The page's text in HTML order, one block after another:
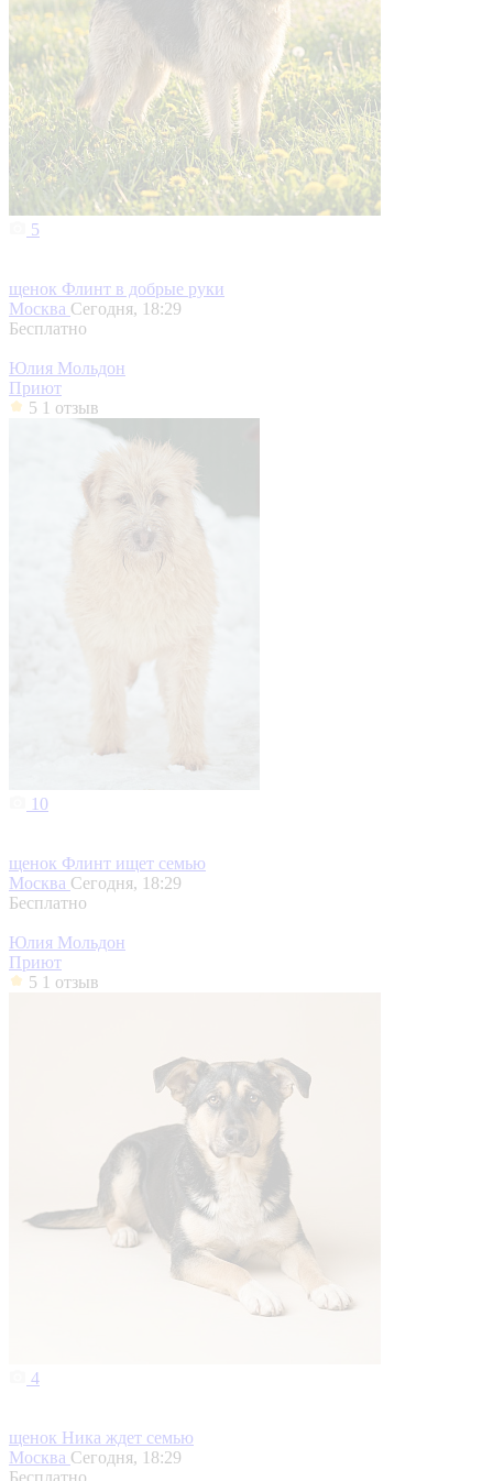
5
щенок Флинт в добрые руки
Москва Сегодня, 18:29
Бесплатно
Юлия Мольдон
Приют
5 1 отзыв
10
щенок Флинт ищет семью
Москва Сегодня, 18:29
Бесплатно
Юлия Мольдон
Приют
5 1 отзыв
4
щенок Ника ждет семью
Москва Сегодня, 18:29